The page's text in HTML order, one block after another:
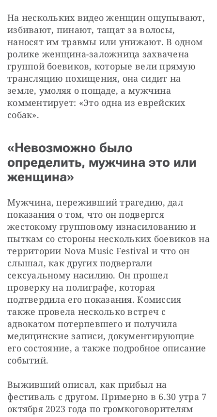
На нескольких видео женщин ощупывают,
избивают, пинают, тащат за волосы,
наносят им травмы или унижают. В одном
ролике женщина-заложница захвачена
группой боевиков, которые вели прямую
трансляцию похищения, она сидит на
земле, умоляя о пощаде, а мужчина
комментирует: «Это одна из еврейских
собак».
«Невозможно было
определить, мужчина это или
женщина»
Мужчина, переживший трагедию, дал
показания о том, что он подвергся
жестокому групповому изнасилованию и
пыткам со стороны нескольких боевиков на
территории Nova Music Festival и что он
слышал, как других подвергали
сексуальному насилию. Он прошел
проверку на полиграфе, которая
подтвердила его показания. Комиссия
также провела несколько встреч с
адвокатом потерпевшего и получила
медицинские записи, документирующие
его состояние, а также подробное описание
событий.
Выживший описал, как прибыл на
фестиваль с другом. Примерно в 6.30 утра 7
октября 2023 года по громкоговорителям